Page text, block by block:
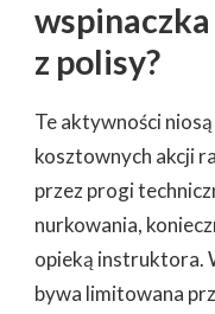
z polisy?
Te aktywności
kosztownych akcji
przez progi
nurkowania,
opieką instruktora.
bywa limitowana